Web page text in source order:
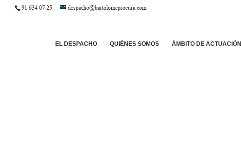
91 634 07 25 despacho@bartolomeprocura.com
EL DESPACHO QUIÉNES SOMOS ÁMBITO DE ACTUACIÓN